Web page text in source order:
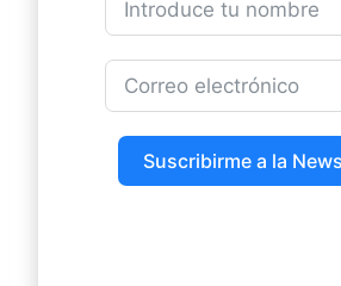
Suscribirme a la